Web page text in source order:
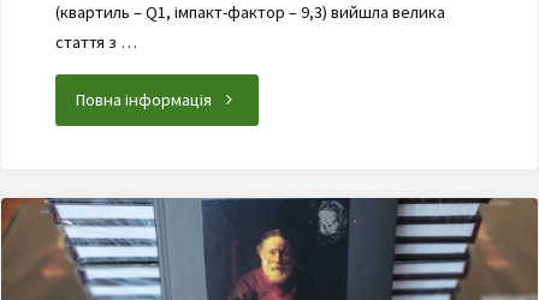
(квартиль – Q1, імпакт-фактор – 9,3) вийшла велика
стаття з …
Повна інформація